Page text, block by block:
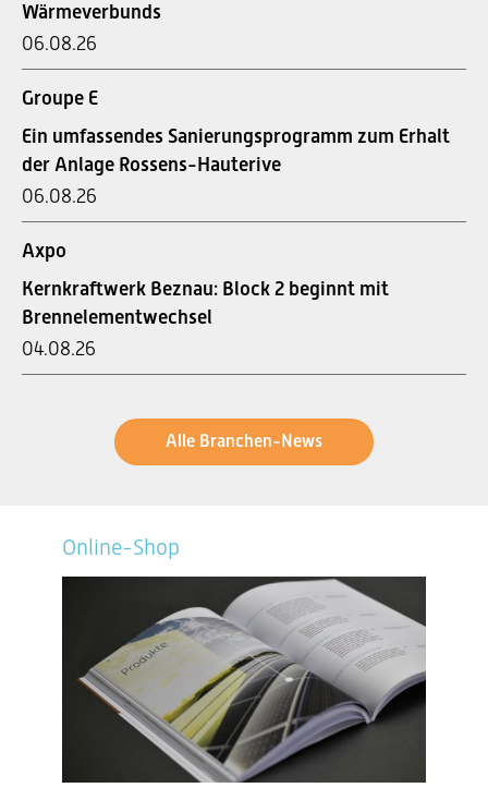
Wärmeverbunds
06.08.26
Groupe E
Ein umfassendes Sanierungsprogramm zum Erhalt
der Anlage Rossens-Hauterive
06.08.26
Axpo
Kernkraftwerk Beznau: Block 2 beginnt mit
Brennelementwechsel
04.08.26
Alle Branchen-News
Online-Shop